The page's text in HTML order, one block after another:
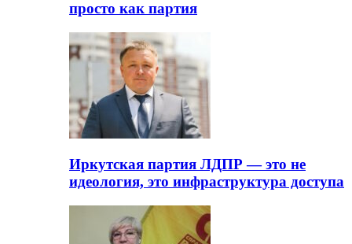
просто как партия
Иркутская партия ЛДПР — это не
идеология, это инфраструктура доступа